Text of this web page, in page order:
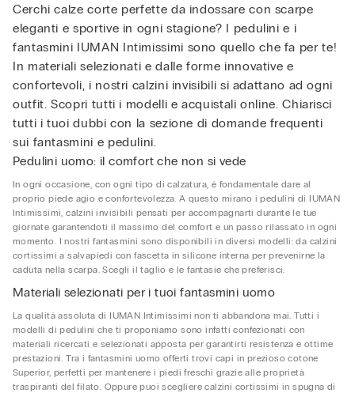
Cerchi calze corte perfette da indossare con scarpe
eleganti e sportive in ogni stagione? I pedulini e i
fantasmini IUMAN Intimissimi sono quello che fa per te!
In materiali selezionati e dalle forme innovative e
confortevoli, i nostri calzini invisibili si adattano ad ogni
outfit. Scopri tutti i modelli e acquistali online. Chiarisci
tutti i tuoi dubbi con la sezione di domande frequenti
sui fantasmini e pedulini.
Pedulini uomo: il comfort che non si vede
In ogni occasione, con ogni tipo di calzatura, è fondamentale dare al
proprio piede agio e confortevolezza. A questo mirano i pedulini di IUMAN
Intimissimi, calzini invisibili pensati per accompagnarti durante le tue
giornate garantendoti il massimo del comfort e un passo rilassato in ogni
momento. I nostri fantasmini sono disponibili in diversi modelli: da calzini
cortissimi a salvapiedi con fascetta in silicone interna per prevenirne la
caduta nella scarpa. Scegli il taglio e le fantasie che preferisci.
Materiali selezionati per i tuoi fantasmini uomo
La qualità assoluta di IUMAN Intimissimi non ti abbandona mai. Tutti i
modelli di pedulini che ti proponiamo sono infatti confezionati con
materiali ricercati e selezionati apposta per garantirti resistenza e ottime
prestazioni. Tra i fantasmini uomo offerti trovi capi in prezioso cotone
Superior, perfetti per mantenere i piedi freschi grazie alle proprietà
traspiranti del filato. Oppure puoi scegliere calzini cortissimi in spugna di